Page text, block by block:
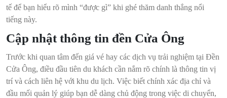
tế để bạn hiểu rõ mình “được gì” khi ghé thăm danh thắng nổi
tiếng này.
Cập nhật thông tin đền Cửa Ông
Trước khi quan tâm đến giá vé hay các dịch vụ trải nghiệm tại Đền
Cửa Ông, điều đầu tiên du khách cần nắm rõ chính là thông tin vị
trí và cách liên hệ với khu du lịch. Việc biết chính xác địa chỉ và
đầu mối quản lý giúp bạn dễ dàng chủ động trong việc di chuyển,